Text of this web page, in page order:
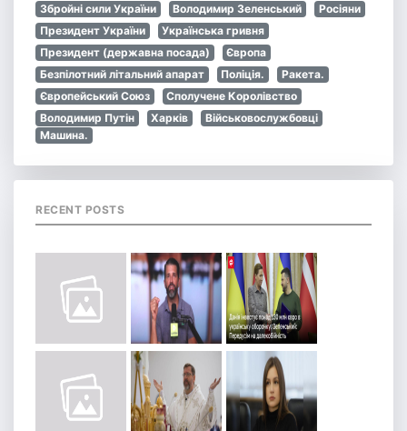
Збройні сили України
Володимир Зеленський
Росіяни
Президент України
Українська гривня
Президент (державна посада)
Європа
Безпілотний літальний апарат
Поліція.
Ракета.
Європейський Союз
Сполучене Королівство
Володимир Путін
Харків
Військовослужбовці
Машина.
RECENT POSTS